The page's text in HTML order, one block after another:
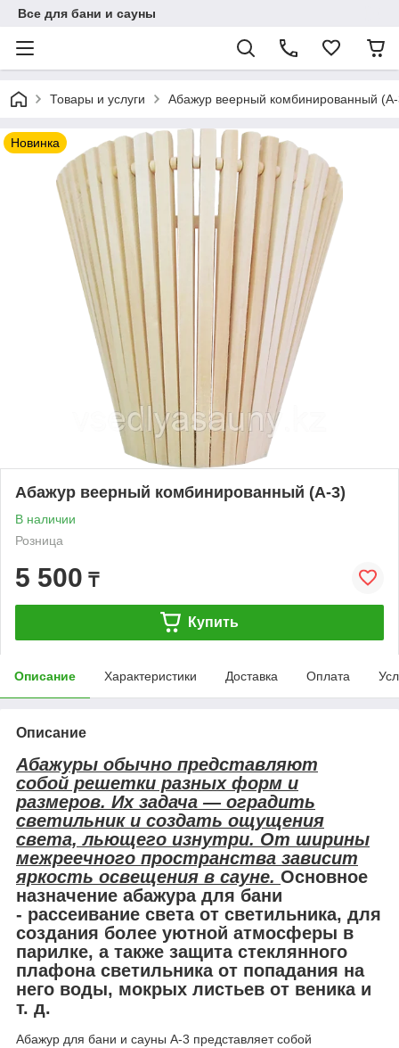
Все для бани и сауны
Товары и услуги Абажур веерный комбинированный
Новинка
Абажур веерный комбинированный (А-3)
В наличии
Розница
5 500 ₸
Купить
Описание Характеристики Доставка Оплата
Описание
Абажуры обычно представляют
собой решетки разных форм и
размеров. Их задача — оградить
светильник и создать ощущения
света, льющего изнутри. От ширины
межреечного пространства зависит
яркость освещения в сауне. Основное
назначение абажура для бани
- рассеивание света от светильника, для
создания более уютной атмосферы в
парилке, а также защита стеклянного
плафона светильника от попадания на
него воды, мокрых листьев от веника и
т. д.
Абажур для бани и сауны А-3 представляет собой